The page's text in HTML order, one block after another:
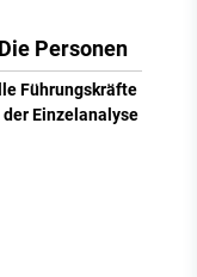
Die Personen
Führungskräfte
der Einzelanalyse